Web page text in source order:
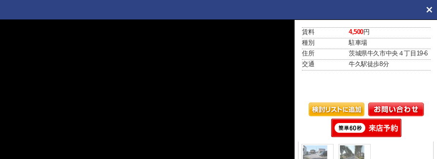
賃料 4,500円
種別
駐車場
住所
茨城県牛久市中央４丁目19-6
交通
牛久駅徒歩8分